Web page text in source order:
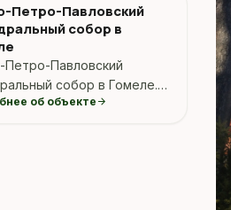
Петро-Павловский
собор в
Петро-Павловский
собор в Гомеле.
гомель собор.
об объекте arrow_forward